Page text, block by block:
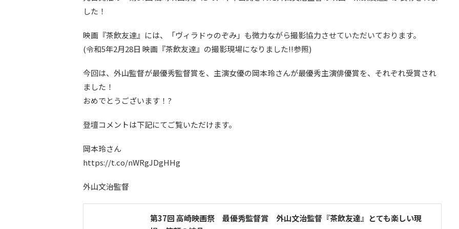
した！
映画『茶飲友達』には、「ヴィラドゥのぞみ」も微力ながら撮影協力させていただいております。
(令和5年2月28日 映画『茶飲友達』の撮影現場になりました!!参照)
今回は、外山監督が最優秀監督賞を、主演女優の岡本玲さんが最優秀主演俳優賞を、それぞれ受賞され
ました！
おめでとうございます！?
登壇コメントは下記にてご覧いただけます。
岡本玲さん
https://t.co/nWRgJDgHHg
外山文治監督
第37回 高崎映画祭 最優秀監督賞 外山文治監督『茶飲友達』とても楽しい現